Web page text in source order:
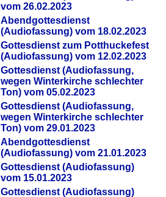
vom 26.02.2023
Abendgottesdienst
(Audiofassung) vom 18.02.2023
Gottesdienst zum Potthuckefest
(Audiofassung) vom 12.02.2023
Gottesdienst (Audiofassung,
wegen Winterkirche schlechter
Ton) vom 05.02.2023
Gottesdienst (Audiofassung,
wegen Winterkirche schlechter
Ton) vom 29.01.2023
Abendgottesdienst
(Audiofassung) vom 21.01.2023
Gottesdienst (Audiofassung)
vom 15.01.2023
Gottesdienst (Audiofassung)